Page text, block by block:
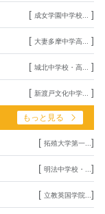
[ 成女学園中学校... ]
[ 大妻多摩中学高... ]
[ 城北中学校・高... ]
[ 新渡戸文化中学... ]
もっと見る
[ 拓殖大学第一... ]
[ 明法中学校・... ]
[ 立教英国学院... ]